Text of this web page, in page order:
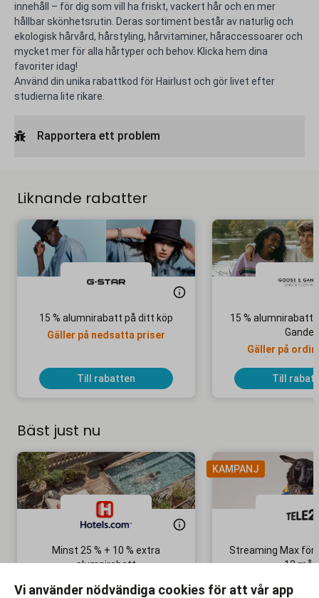
innehåll – för dig som vill ha friskt, vackert hår och en mer
hållbar skönhetsrutin. Deras sortiment består av naturlig och
ekologisk hårvård, hårstyling, hårvitaminer, håraccessoarer och
mycket mer för alla hårtyper och behov. Klicka hem dina
favoriter idag!
Använd din unika rabattkod för Hairlust och gör livet efter
studierna lite rikare.
Rapportera ett problem
Liknande rabatter
15 % alumnirabatt på ditt köp
Gäller på nedsatta priser
Till rabatten
15 % alumnirabatt
Gander
Gäller på
Till
Bäst just nu
Minst 25 % + 10 % extra
alumnirabatt
KAMPANJ
Streaming Max för
12 mån
Ingen
Vi använder nödvändiga cookies för att vår app